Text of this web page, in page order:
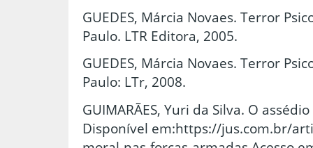
GUEDES, Márcia Novaes. Terror
Paulo. LTR Editora, 2005.
GUEDES, Márcia Novaes. Terror
Paulo: LTr, 2008.
GUIMARÃES, Yuri da Silva. O
Disponível em:https://jus.com.br/